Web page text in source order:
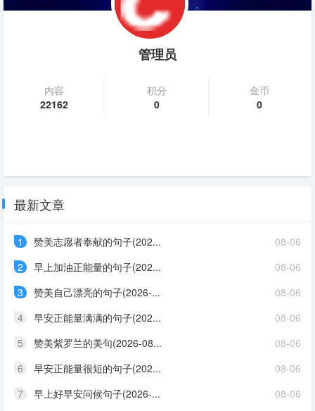
管理员
内容
22162
积分
0
金币
0
最新文章
08-06
1
赞美志愿者奉献的句子(202...
08-06
2
早上加油正能量的句子(202...
08-06
3
赞美自己漂亮的句子(2026-...
08-06
4
早安正能量满满的句子(202...
08-06
5
赞美紫罗兰的美句(2026-08...
08-06
6
早安正能量很短的句子(202...
08-06
7
早上好早安问候句子(2026-...